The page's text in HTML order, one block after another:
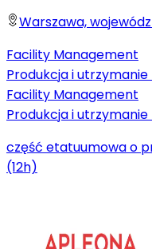
Warszawa,
Facility Management
Produkcja i
Facility Management
Produkcja i
część etatuumowa o
(12h)